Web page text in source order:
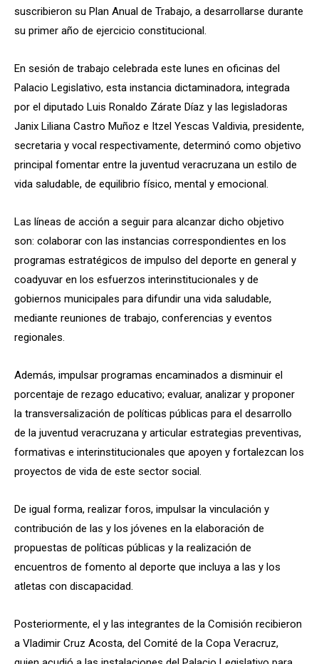
suscribieron su Plan Anual de Trabajo, a desarrollarse durante
su primer año de ejercicio constitucional.
En sesión de trabajo celebrada este lunes en oficinas del
Palacio Legislativo, esta instancia dictaminadora, integrada
por el diputado Luis Ronaldo Zárate Díaz y las legisladoras
Janix Liliana Castro Muñoz e Itzel Yescas Valdivia, presidente,
secretaria y vocal respectivamente, determinó como objetivo
principal fomentar entre la juventud veracruzana un estilo de
vida saludable, de equilibrio físico, mental y emocional.
Las líneas de acción a seguir para alcanzar dicho objetivo
son: colaborar con las instancias correspondientes en los
programas estratégicos de impulso del deporte en general y
coadyuvar en los esfuerzos interinstitucionales y de
gobiernos municipales para difundir una vida saludable,
mediante reuniones de trabajo, conferencias y eventos
regionales.
Además, impulsar programas encaminados a disminuir el
porcentaje de rezago educativo; evaluar, analizar y proponer
la transversalización de políticas públicas para el desarrollo
de la juventud veracruzana y articular estrategias preventivas,
formativas e interinstitucionales que apoyen y fortalezcan los
proyectos de vida de este sector social.
De igual forma, realizar foros, impulsar la vinculación y
contribución de las y los jóvenes en la elaboración de
propuestas de políticas públicas y la realización de
encuentros de fomento al deporte que incluya a las y los
atletas con discapacidad.
Posteriormente, el y las integrantes de la Comisión recibieron
a Vladimir Cruz Acosta, del Comité de la Copa Veracruz,